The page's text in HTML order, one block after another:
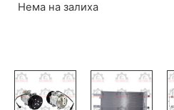
Нема на залиха